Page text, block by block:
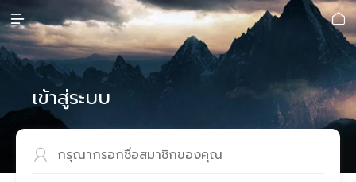
 
เข้าสู่ระบบ
